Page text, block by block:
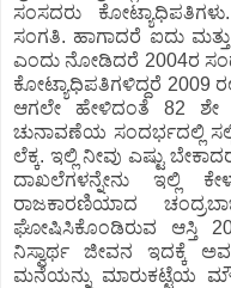
ಸಂಸದರು
ಸಂಗತಿ. ಹಾಗಾದರೆ ಐದು
ಎಂದು ನೋಡಿದರೆ 2004ರ
ಕೋಟ್ಯಾಧಿಪತಿಗಳಿದ್ದರೆ 2009
ಆಗಲೇ ಹೇಳಿದಂತೆ 82 ಶೇ
ಚುನಾವಣೆಯ ಸಂದರ್ಭದಲ್ಲಿ
ಲೆಕ್ಕ. ಇಲ್ಲಿ ನೀವು ಎಷ್ಟು
ದಾಖಲೆಗಳನ್ನೇನು ಇಲ್ಲಿ
ರಾಜಕಾರಣಿಯಾದ
ಘೋಷಿಸಿಕೊಂಡಿರುವ ಆಸ್ತಿ
ನಿಸ್ವಾರ್ಥ ಜೀವನ ಇದಕ್ಕೆ
ಮನೆಯನ್ನು ಮಾರುಕಟ್ಟೆಯ